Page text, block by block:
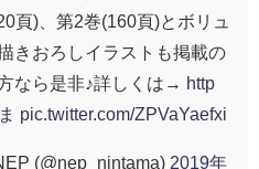
頁)、第2巻(160頁)とボリュ
きおろしイラストも掲載の
なら是非♪詳しくは→ http
pic.twitter.com/ZPVaYaefxi
(@nep_nintama) 2019年